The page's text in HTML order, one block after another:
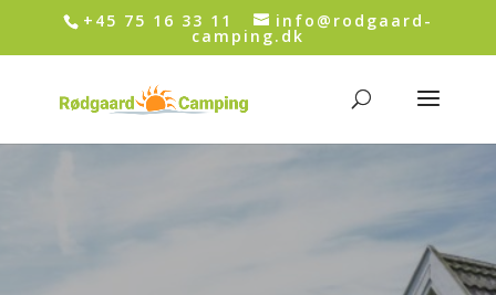
+45 75 16 33 11 info@rodgaard-
camping.dk